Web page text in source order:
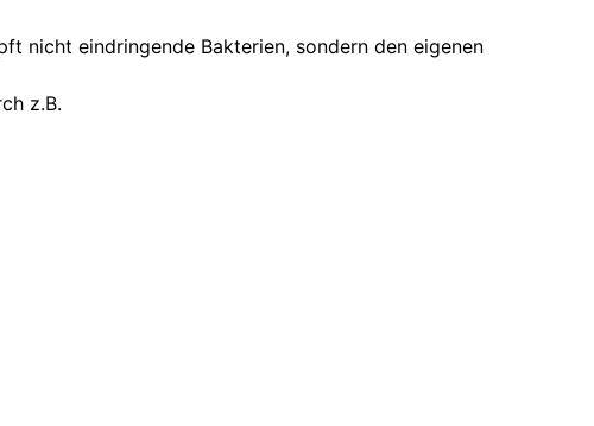
nicht eindringende Bakterien, sondern den eigenen
z.B.